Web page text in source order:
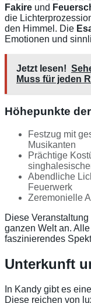
Fakire und
die
den Himmel. Die
Emotionen und
Jetzt lesen!
Muss für jeden
Höhepunkte
Festzug mit
Musikanten
Prächtige
Abendliche
Feuerwerk
Zeremonielle
Diese
ganzen Welt an.
faszinierendes
Unterkunft
In Kandy gibt es
Diese reichen von